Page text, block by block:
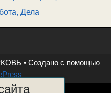
Дела
• Создано с помощью